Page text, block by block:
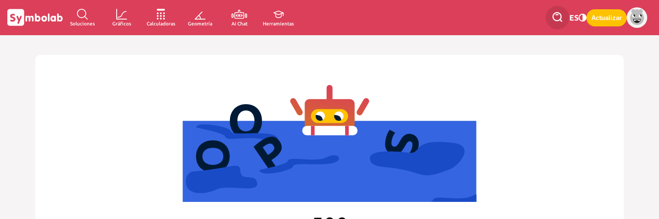
Soluciones Gráficos Calculadoras Geometría AI Chat Herramientas
ES Actualizar